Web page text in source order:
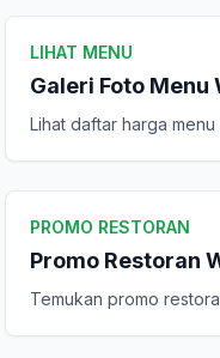
LIHAT MENU
Galeri Foto Menu
Lihat daftar harga menu
PROMO RESTORAN
Promo Restoran
Temukan promo
Peringkat Anda